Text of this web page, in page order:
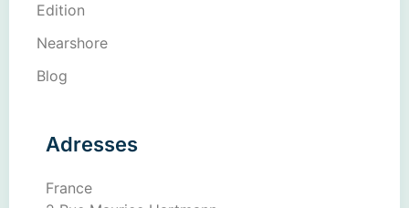
Edition
Nearshore
Blog
Adresses
France